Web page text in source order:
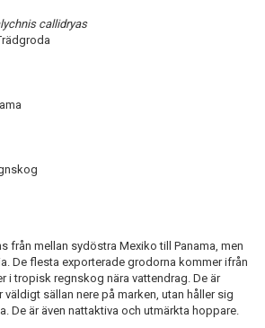
callidryas
från mellan sydöstra Mexiko till Panama, men
De flesta exporterade grodorna kommer ifrån
i tropisk regnskog nära vattendrag. De är
sällan nere på marken, utan håller sig
De är även nattaktiva och utmärkta hoppare.